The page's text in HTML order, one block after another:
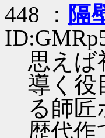
448 ： 隔
思えば
導く役
る師匠
歴代